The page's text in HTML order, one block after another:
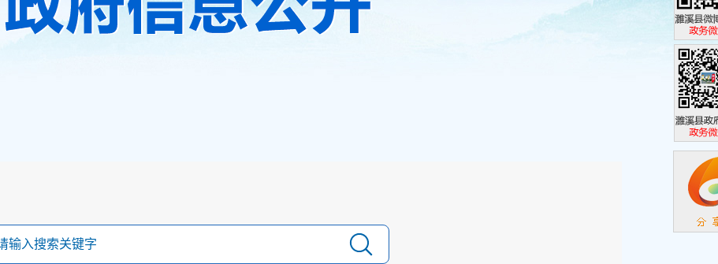
濉溪县政
政务微博
濉溪县政
政务微信